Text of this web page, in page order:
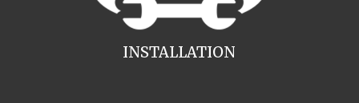
INSTALLATION